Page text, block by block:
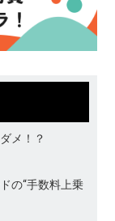
メ！？
の“手数料上乗